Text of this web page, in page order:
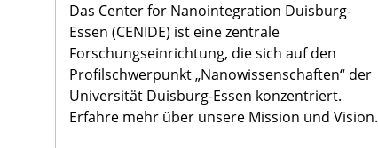
Das Center for Nanointegration Duisburg-
Essen (CENIDE) ist eine zentrale
Forschungseinrichtung, die sich auf den
Profilschwerpunkt „Nanowissenschaften“ der
Universität Duisburg-Essen konzentriert.
Erfahre mehr über unsere Mission und Vision.